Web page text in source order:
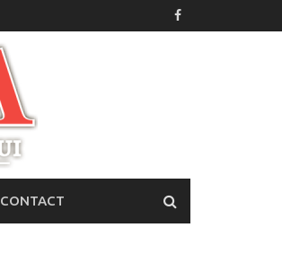
CONTACT